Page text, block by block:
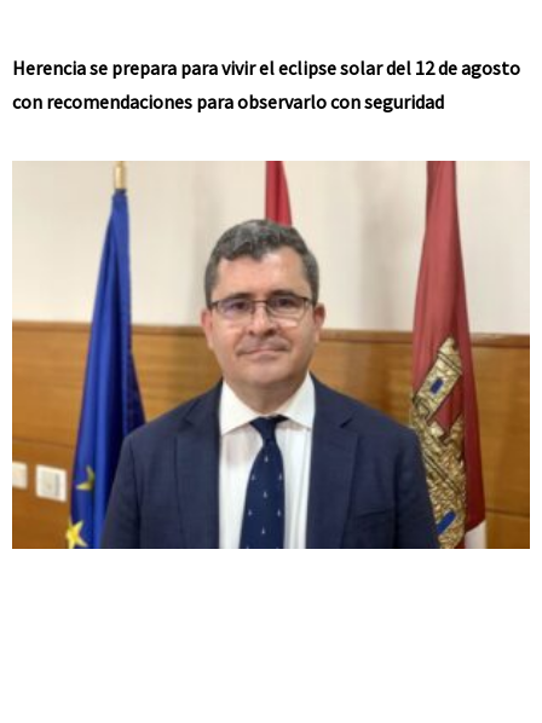
Herencia se prepara para vivir el eclipse solar del 12 de agosto
con recomendaciones para observarlo con seguridad